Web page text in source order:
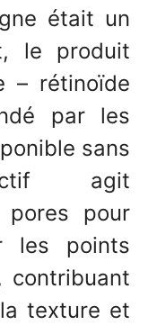
était un
le produit
– rétinoïde
par les
sans
agit
pour
les points
contribuant
texture et